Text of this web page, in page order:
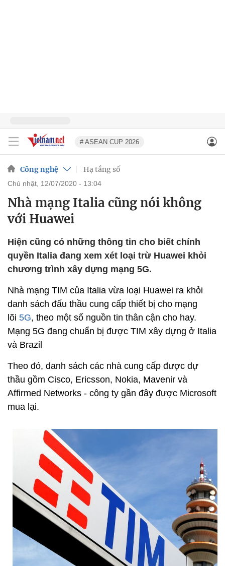
# ASEAN CUP 2026
Công nghệ Hạ tầng số
chủ nhật, 12/07/2020 - 13:04
Nhà mạng Italia cũng nói không
với Huawei
Hiện cũng có những thông tin cho biết chính
quyền Italia đang xem xét loại trừ Huawei khỏi
chương trình xây dựng mạng 5G.
Nhà mạng TIM của Italia vừa loại Huawei ra khỏi
danh sách đấu thầu cung cấp thiết bị cho mạng
lõi 5G, theo một số nguồn tin thân cận cho hay.
Mạng 5G đang chuẩn bị được TIM xây dựng ở Italia
và Brazil
Theo đó, danh sách các nhà cung cấp được dự
thầu gồm Cisco, Ericsson, Nokia, Mavenir và
Affirmed Networks - công ty gần đây được Microsoft
mua lại.